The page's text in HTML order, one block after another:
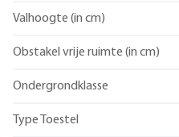
Valhoogte (in cm)
Obstakel vrije ruimte (in cm)
Ondergrondklasse
Type Toestel